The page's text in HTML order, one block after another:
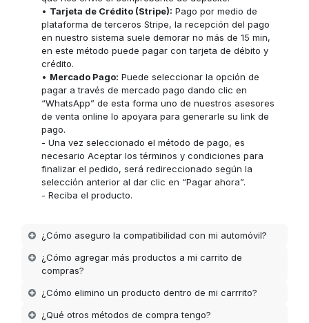
• Tarjeta de Crédito (Stripe): Pago por medio de
plataforma de terceros Stripe, la recepción del pago
en nuestro sistema suele demorar no más de 15 min,
en este método puede pagar con tarjeta de débito y
crédito.
• Mercado Pago: Puede seleccionar la opción de
pagar a través de mercado pago dando clic en
“WhatsApp” de esta forma uno de nuestros asesores
de venta online lo apoyara para generarle su link de
pago.
- Una vez seleccionado el método de pago, es
necesario Aceptar los términos y condiciones para
finalizar el pedido, será redireccionado según la
selección anterior al dar clic en “Pagar ahora”.
- Reciba el producto.
¿Cómo aseguro la compatibilidad con mi automóvil?
¿Cómo agregar más productos a mi carrito de
compras?
¿Cómo elimino un producto dentro de mi carrrito?
¿Qué otros métodos de compra tengo?